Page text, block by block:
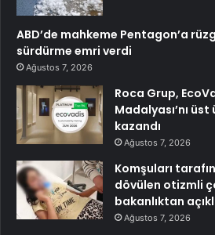
ABD’de mahkeme Pentagon’a
sürdürme emri verdi
Ağustos 7, 2026
Roca Grup,
Madalyası’nı
kazandı
Ağustos 7, 2026
Komşuları
dövülen otizmli
bakanlıktan
Ağustos 7, 2026